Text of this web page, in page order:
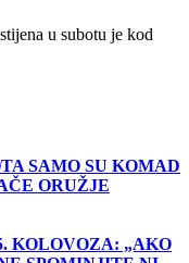
u subotu je kod
SAMO SU KOMAD
ORUŽJE
KOLOVOZA: „AKO